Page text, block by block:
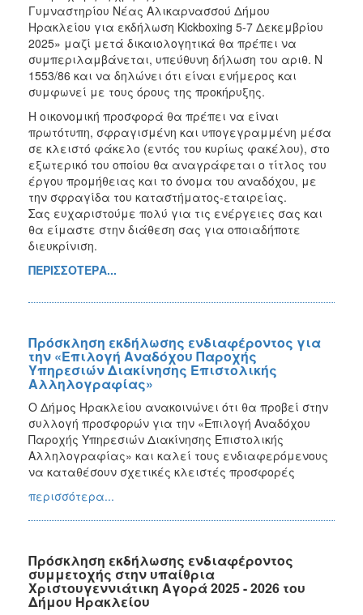
Γυμναστηρίου Νέας Αλικαρνασσού Δήμου
Ηρακλείου για εκδήλωση Kickboxing 5-7 Δεκεμβρίου
2025» μαζί μετά δικαιολογητικά θα πρέπει να
συμπεριλαμβάνεται, υπεύθυνη δήλωση του αριθ. Ν
1553/86 και να δηλώνει ότι είναι ενήμερος και
συμφωνεί με τους όρους της προκήρυξης.
Η οικονομική προσφορά θα πρέπει να είναι
πρωτότυπη, σφραγισμένη και υπογεγραμμένη μέσα
σε κλειστό φάκελο (εντός του κυρίως φακέλου), στο
εξωτερικό του οποίου θα αναγράφεται ο τίτλος του
έργου προμήθειας και το όνομα του αναδόχου, με
την σφραγίδα του καταστήματος-εταιρείας.
Σας ευχαριστούμε πολύ για τις ενέργειες σας και
θα είμαστε στην διάθεση σας για οποιαδήποτε
διευκρίνιση.
ΠΕΡΙΣΣΟΤΕΡΑ...
Πρόσκληση εκδήλωσης ενδιαφέροντος για
την «Επιλογή Αναδόχου Παροχής
Υπηρεσιών Διακίνησης Επιστολικής
Αλληλογραφίας»
Ο Δήμος Ηρακλείου ανακοινώνει ότι θα προβεί στην
συλλογή προσφορών για την «Επιλογή Αναδόχου
Παροχής Υπηρεσιών Διακίνησης Επιστολικής
Αλληλογραφίας» και καλεί τους ενδιαφερόμενους
να καταθέσουν σχετικές κλειστές προσφορές
περισσότερα...
Πρόσκληση εκδήλωσης ενδιαφέροντος
συμμετοχής στην υπαίθρια
Χριστουγεννιάτικη Αγορά 2025 - 2026 του
Δήμου Ηρακλείου